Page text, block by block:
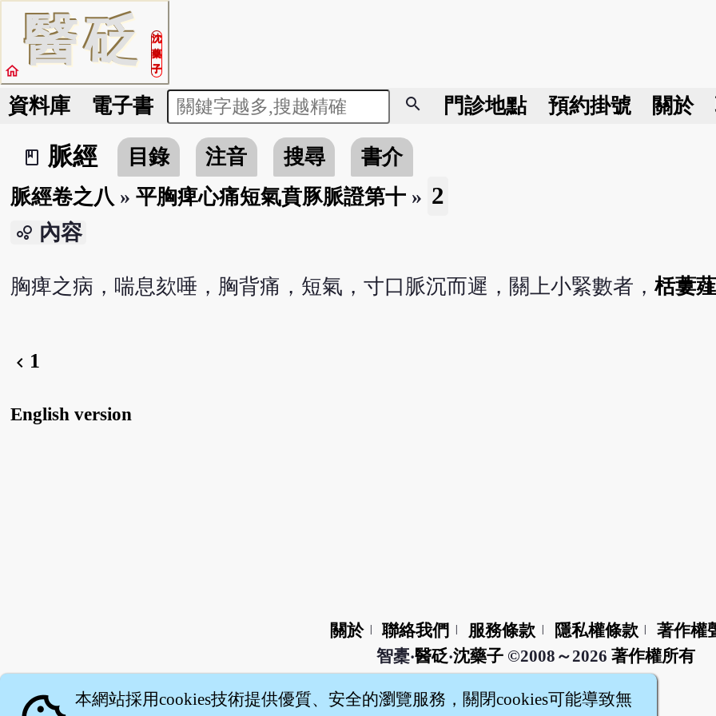
醫砭
沈
藥
子
home
資料庫 電子書 search 門診地點 預約掛號 關於
book_2
脈經 目錄 注音 搜尋
書介
脈經卷之八 » 平胸痺心痛短氣賁豚脈證第十» 2
bubble_chart 內容
胸痺之病，喘息欬唾，胸背痛，短氣，寸口脈沉而遲，關上小緊數者， 栝蔞
chevron_left 1
English version
關於 聯絡我們 服務條款 隱私權條款
著作權
智橐‧醫砭‧沈藥子©2008～2026 著作權所有
本網站採用cookies技術提供優質、安全的瀏覽服務，關閉cookies可能導致無